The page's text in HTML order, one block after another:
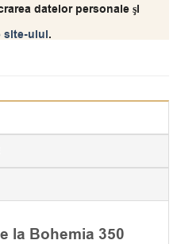
datelor personale şi
site-ului.
la Bohemia 350